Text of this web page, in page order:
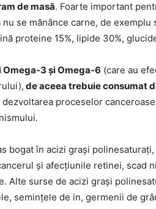
de masă. Foarte important
se mănânce carne, de
proteine 15%, lipide 30%,
3 și Omega-6 (care au
de aceea trebuie consumat
proceselor
bogat în acizi grași
și afecțiunile retinei, scad
Alte surse de acizi grași
semințele de in, germenii de